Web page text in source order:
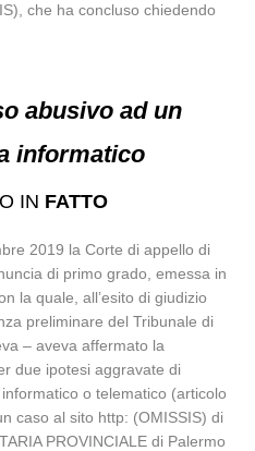
che ha concluso chiedendo
abusivo ad un
informatico
IN FATTO
2019 la Corte di appello di
di primo grado, emessa in
la quale, all’esito di giudizio
preliminare del Tribunale di
– aveva affermato la
due ipotesi aggravate di
o telematico (articolo
caso al sito http: (OMISSIS) di
PROVINCIALE di Palermo